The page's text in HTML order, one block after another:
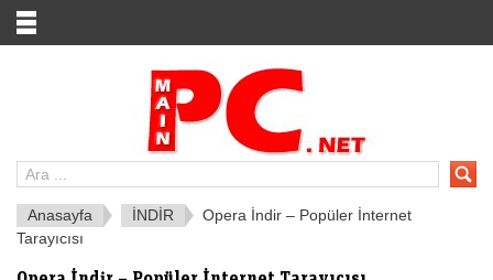
Anasayfa İNDİR
Opera İndir – Popüler İnternet
Tarayıcısı